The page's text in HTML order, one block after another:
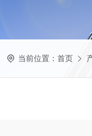
当前位置： 首页